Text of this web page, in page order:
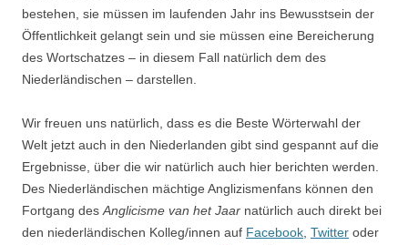
bestehen, sie müssen im laufenden Jahr ins Bewusstsein der
Öffentlichkeit gelangt sein und sie müssen eine Bereicherung
des Wortschatzes – in diesem Fall natürlich dem des
Niederländischen – darstellen.
Wir freuen uns natürlich, dass es die Beste Wörterwahl der
Welt jetzt auch in den Niederlanden gibt sind gespannt auf die
Ergebnisse, über die wir natürlich auch hier berichten werden.
Des Niederländischen mächtige Anglizismenfans können den
Fortgang des Anglicisme van het Jaar natürlich auch direkt bei
den niederländischen Kolleg/innen auf Facebook Twitter oder